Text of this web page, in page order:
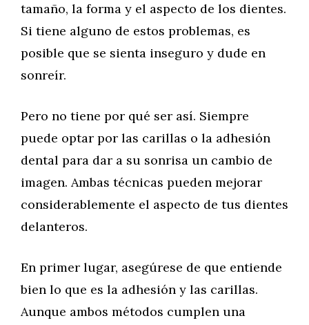
tamaño, la forma y el aspecto de los dientes.
Si tiene alguno de estos problemas, es
posible que se sienta inseguro y dude en
sonreír.
Pero no tiene por qué ser así. Siempre
puede optar por las carillas o la adhesión
dental para dar a su sonrisa un cambio de
imagen. Ambas técnicas pueden mejorar
considerablemente el aspecto de tus dientes
delanteros.
En primer lugar, asegúrese de que entiende
bien lo que es la adhesión y las carillas.
Aunque ambos métodos cumplen una